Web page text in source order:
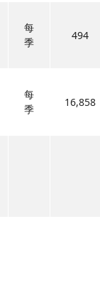
每
季
494
每
季
16,858